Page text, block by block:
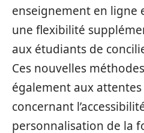
enseignement en ligne
une flexibilité
aux étudiants de
Ces nouvelles
également aux
concernant
personnalisation de la